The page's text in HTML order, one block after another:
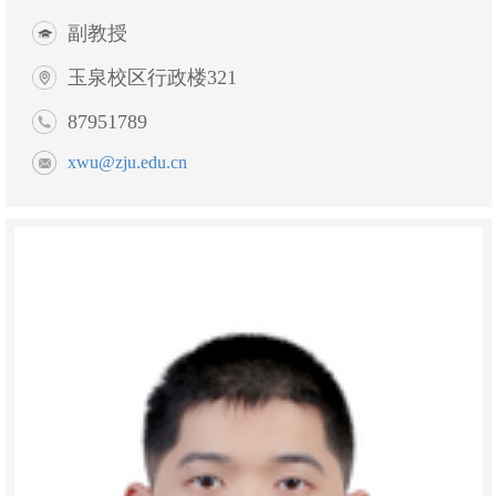
副教授
玉泉校区行政楼321
87951789
xwu@zju.edu.cn